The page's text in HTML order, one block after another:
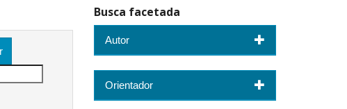
Busca facetada
Autor
Orientador